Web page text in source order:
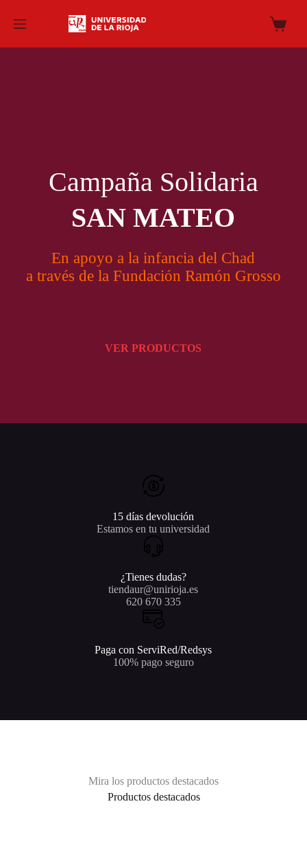
contenido
Carro
Campaña Solidaria
SAN MATEO
En apoyo a la infancia del Chad
a través de la Fundación Ramón Grosso
VER PRODUCTOS
15 días devolución
Estamos en tu universidad
¿Tienes dudas?
tiendaur@unirioja.es
620 670 335
Paga con ServiRed/Redsys
100% pago seguro
Mira los productos destacados
Productos destacados